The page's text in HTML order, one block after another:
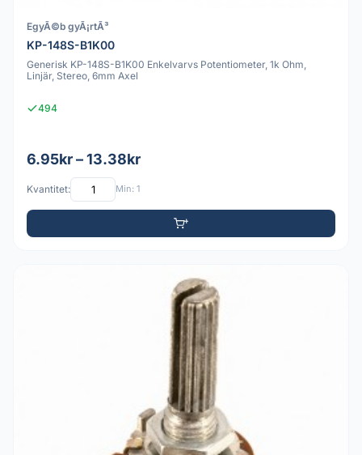
EgyÃ©b gyÃ¡rtÃ³
KP-148S-B1K00
Generisk KP-148S-B1K00 Enkelvarvs Potentiometer, 1k Ohm,
Linjär, Stereo, 6mm Axel
494
6.95kr – 13.38kr
Kvantitet: Min: 1